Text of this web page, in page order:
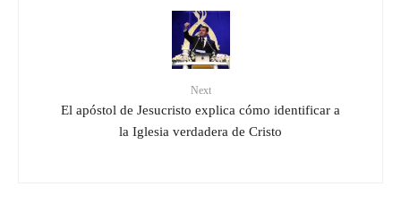
Next
El apóstol de Jesucristo explica cómo identificar a
la Iglesia verdadera de Cristo